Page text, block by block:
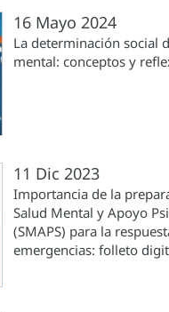
16 Mayo 2024
La determinación social
mental: conceptos y
11 Dic 2023
Importancia de la
Salud Mental y Apoyo
(SMAPS) para la
emergencias: folleto